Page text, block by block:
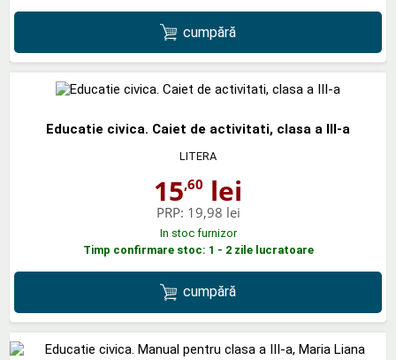
cumpără
Educatie civica. Caiet de activitati, clasa a III-a
LITERA
15,60 lei
PRP: 19,98 lei
In stoc furnizor
Timp confirmare stoc: 1 - 2 zile lucratoare
cumpără